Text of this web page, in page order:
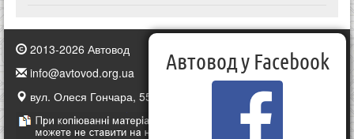
2013-2026 Автовод
info@avtovod.org.ua
вул. Олеся Гончара, 55, Київ, Україна
Автовод у Facebook